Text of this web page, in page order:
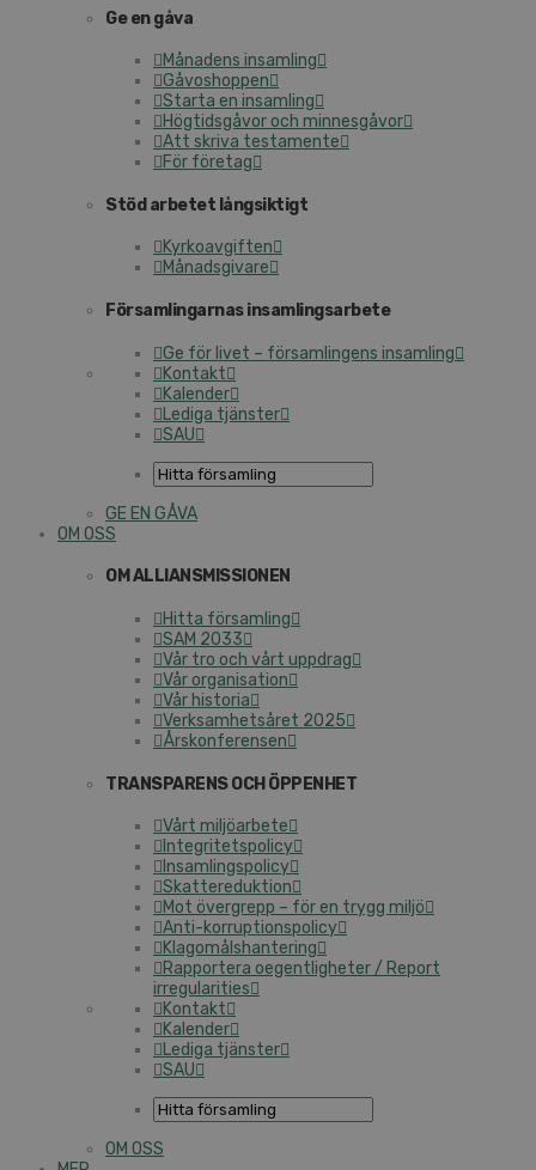
Ge en gåva
Månadens insamling
Gåvoshoppen
Starta en insamling
Högtidsgåvor och minnesgåvor
Att skriva testamente
För företag
Stöd arbetet långsiktigt
Kyrkoavgiften
Månadsgivare
Församlingarnas insamlingsarbete
Ge för livet – församlingens insamling
Kontakt
Kalender
Lediga tjänster
SAU
GE EN GÅVA
OM OSS
OM ALLIANSMISSIONEN
Hitta församling
SAM 2033
Vår tro och vårt uppdrag
Vår organisation
Vår historia
Verksamhetsåret 2025
Årskonferensen
TRANSPARENS OCH ÖPPENHET
Vårt miljöarbete
Integritetspolicy
Insamlingspolicy
Skattereduktion
Mot övergrepp – för en trygg miljö
Anti-korruptionspolicy
Klagomålshantering
Rapportera oegentligheter / Report
irregularities
Kontakt
Kalender
Lediga tjänster
SAU
OM OSS